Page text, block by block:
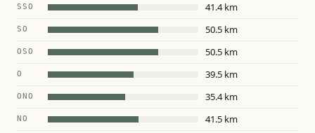
SSO 41.4 km
SO 50.5 km
OSO 50.5 km
O 39.5 km
ONO 35.4 km
NO 41.5 km